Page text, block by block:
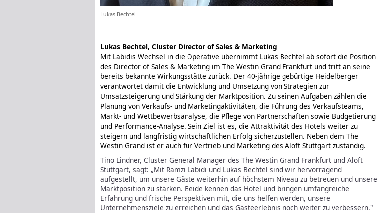
Lukas Bechtel
Lukas Bechtel, Cluster Director of Sales & Marketing
Mit Labidis Wechsel in die Operative übernimmt Lukas Bechtel ab sofort die Position
des Director of Sales & Marketing im The Westin Grand Frankfurt und tritt an seine
bereits bekannte Wirkungsstätte zurück. Der 40-jährige gebürtige Heidelberger
verantwortet damit die Entwicklung und Umsetzung von Strategien zur
Umsatzsteigerung und Stärkung der Marktposition. Zu seinen Aufgaben zählen die
Planung von Verkaufs- und Marketingaktivitäten, die Führung des Verkaufsteams,
Markt- und Wettbewerbsanalyse, die Pflege von Partnerschaften sowie Budgetierung
und Performance-Analyse. Sein Ziel ist es, die Attraktivität des Hotels weiter zu
steigern und langfristig wirtschaftlichen Erfolg sicherzustellen. Neben dem The
Westin Grand ist er auch für Vertrieb und Marketing des Aloft Stuttgart zuständig.
Tino Lindner, Cluster General Manager des The Westin Grand Frankfurt und Aloft
Stuttgart, sagt: „Mit Ramzi Labidi und Lukas Bechtel sind wir hervorragend
aufgestellt, um unsere Gäste weiterhin auf höchstem Niveau zu betreuen und unsere
Marktposition zu stärken. Beide kennen das Hotel und bringen umfangreiche
Erfahrung und frische Perspektiven mit, die uns helfen werden, unsere
Unternehmensziele zu erreichen und das Gästeerlebnis noch weiter zu verbessern."